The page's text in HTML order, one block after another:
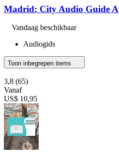
Madrid: City Audio Guide
Vandaag beschikbaar
Audiogids
Toon inbegrepen items
3,8 (65)
Vanaf
US$ 10,95